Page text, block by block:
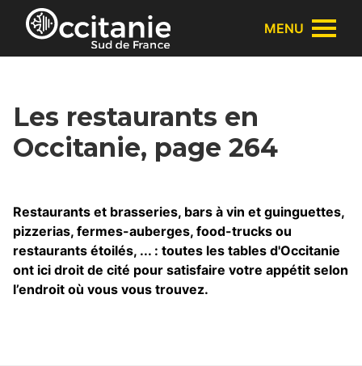
Panneau de gestion des cookies
MENU
Les restaurants en
Occitanie, page 264
Restaurants et brasseries, bars à vin et guinguettes,
pizzerias, fermes-auberges, food-trucks ou
restaurants étoilés, ... : toutes les tables d'Occitanie
ont ici droit de cité pour satisfaire votre appétit selon
l’endroit où vous vous trouvez.